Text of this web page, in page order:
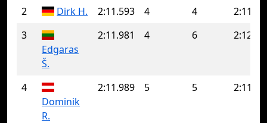
2 Dirk H. 2:11.593 4 4
3
Edgaras
Š.
2:11.981 4 6
4
Dominik
R.
2:11.989 5 5